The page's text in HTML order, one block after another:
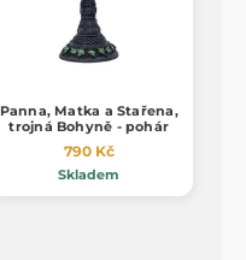
Panna, Matka a Stařena,
trojná Bohyně - pohár
790 Kč
Skladem